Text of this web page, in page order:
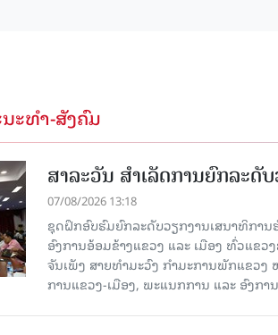
ະທຳ-ສັງຄົມ
ສາລະວັນ ສໍາເລັດການຍົກລະດັ
07/08/2026 13:18
ຊຸດຝຶກອົບຮົມຍົກລະດັບວຽກງານເສນາທິກາ
ອົງການອ້ອມຂ້າງແຂວງ ແລະ ເມືອງ ທົ່ວແຂ
ຈັນເພັງ ສາຍທຳມະວົງ ກຳມະການພັກແຂວ
ການແຂວງ-ເມືອງ, ພະແນກການ ແລະ ອົງກາ